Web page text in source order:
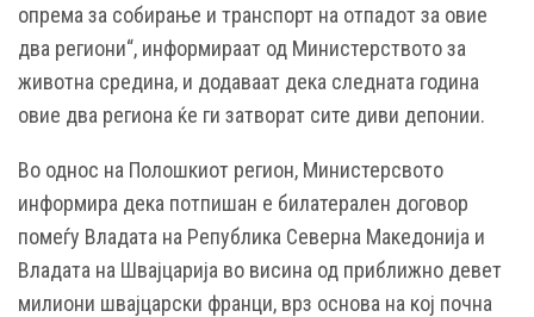
опрема за собирање и транспорт на отпадот за овие
два региони“, информираат од Министерството за
животна средина, и додаваат дека следната година
овие два региона ќе ги затворат сите диви депонии.
Во однос на Полошкиот регион, Министерсвото
информира дека потпишан е билатерален договор
помеѓу Владата на Република Северна Македонија и
Владата на Швајцарија во висина од приближно девет
милиони швајцарски франци, врз основа на кој почна